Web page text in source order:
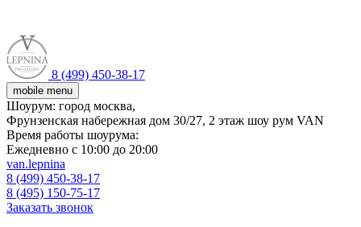
8 (499) 450-38-17
mobile menu
Шоурум: город москва,
Фрунзенская набережная дом 30/27, 2 этаж шоу рум VAN
Время работы шоурума:
Ежедневно с 10:00 до 20:00
van.lepnina
8 (499) 450-38-17
8 (495) 150-75-17
Заказать звонок